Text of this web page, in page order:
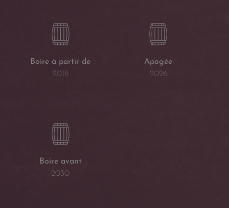
Boire à partir de
2018
Apogée
2026
Boire avant
2030